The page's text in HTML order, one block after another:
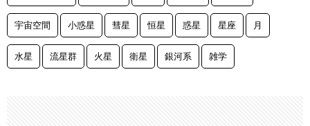
宇宙空間 小惑星 彗星 恒星 惑星 星座 月
水星 流星群 火星 衛星 銀河系 雑学